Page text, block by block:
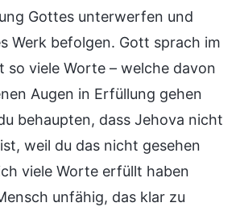
Gottes unterwerfen und
Werk befolgen. Gott sprach im
so viele Worte – welche davon
Augen in Erfüllung gehen
behaupten, dass Jehova nicht
weil du das nicht gesehen
viele Worte erfüllt haben
unfähig, das klar zu